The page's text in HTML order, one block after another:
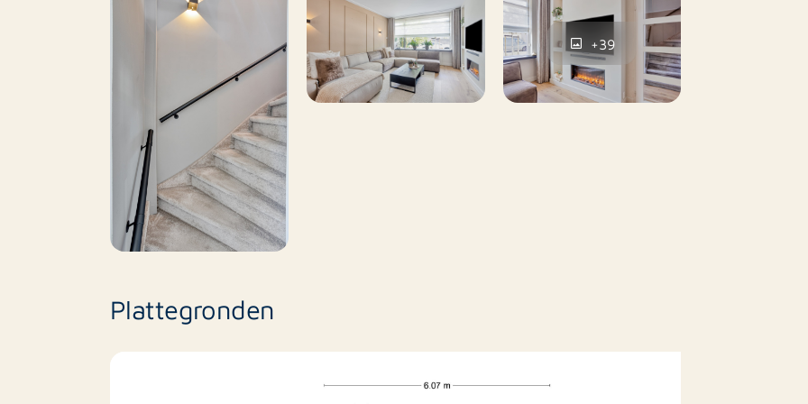
De indrukwekkende glazen schuifdeuren van de serre openen naar de fraai
aangelegde achtertuin. Deze is onderhoudsvriendelijk maar toch erg groen ingericht
met strakke tegelbestrating en diverse beplante borders rondom. Er is volop ruimte
voor een grote buitentafel om heerlijk te tafelen. Achterin de tuin bevindt zich een
handige vrijstaande stenen berging voor uw tuingereedschap of tuinkussens, stijlvol
zwart geverfd zodat deze perfect past bij de donkere accenten van de woning.
Omgeving
De woning is gelegen in een uiterst kindvriendelijke en groene omgeving. Vlakbij de
woning vindt u een prachtig ruim park met volop speelgelegenheid, waaronder stoere
+39
Plattegronden